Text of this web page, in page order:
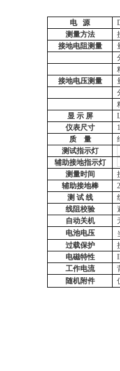
电 源
测量方法
接地电阻测量
接地电压测量
显 示 屏
仪表尺寸
质
量
测试指示灯
辅助接地指示灯
测量时间
辅助接地棒
测 试 线
线阻校验
自动关机
电池电压
过载保护
电磁特性
工作电流
随机附件